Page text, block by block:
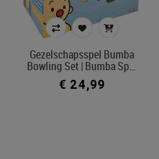
Gezelschapsspel Bumba
Bowling Set | Bumba Sp…
€ 24,99